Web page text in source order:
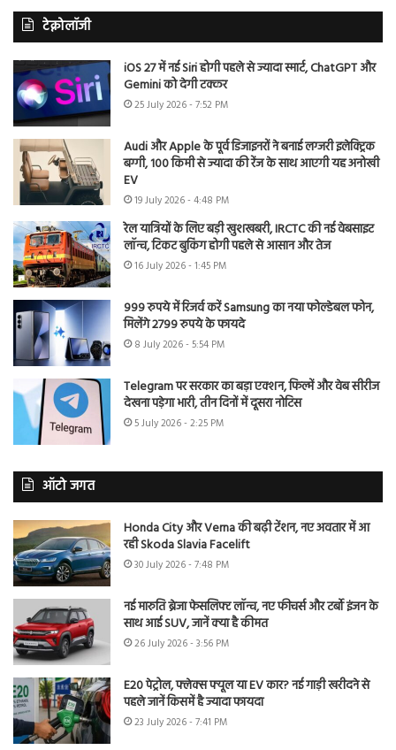
टेक्नोलॉजी
iOS 27 में नई Siri होगी पहले से ज्यादा स्मार्ट, ChatGPT और
Gemini को देगी टक्कर
25 July 2026 - 7:52 PM
Audi और Apple के पूर्व डिजाइनरों ने बनाई लग्जरी इलेक्ट्रिक
बग्गी, 100 किमी से ज्यादा की रेंज के साथ आएगी यह अनोखी
EV
19 July 2026 - 4:48 PM
रेल यात्रियों के लिए बड़ी खुशखबरी, IRCTC की नई वेबसाइट
लॉन्च, टिकट बुकिंग होगी पहले से आसान और तेज
16 July 2026 - 1:45 PM
999 रुपये में रिजर्व करें Samsung का नया फोल्डेबल फोन,
मिलेंगे 2799 रुपये के फायदे
8 July 2026 - 5:54 PM
Telegram पर सरकार का बड़ा एक्शन, फिल्में और वेब सीरीज
देखना पड़ेगा भारी, तीन दिनों में दूसरा नोटिस
5 July 2026 - 2:25 PM
ऑटो जगत
Honda City और Verna की बढ़ी टेंशन, नए अवतार में आ
रही Skoda Slavia Facelift
30 July 2026 - 7:48 PM
नई मारुति ब्रेजा फेसलिफ्ट लॉन्च, नए फीचर्स और टर्बो इंजन के
साथ आई SUV, जानें क्या है कीमत
26 July 2026 - 3:56 PM
E20 पेट्रोल, फ्लेक्स फ्यूल या EV कार? नई गाड़ी खरीदने से
पहले जानें किसमें है ज्यादा फायदा
23 July 2026 - 7:41 PM